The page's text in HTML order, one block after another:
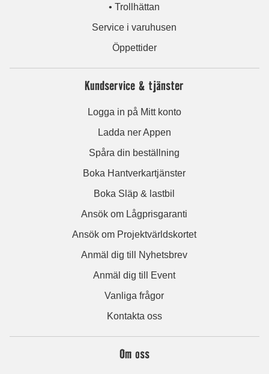
• Trollhättan
Service i varuhusen
Öppettider
Kundservice & tjänster
Logga in på Mitt konto
Ladda ner Appen
Spåra din beställning
Boka Hantverkartjänster
Boka Släp & lastbil
Ansök om Lågprisgaranti
Ansök om Projektvärldskortet
Anmäl dig till Nyhetsbrev
Anmäl dig till Event
Vanliga frågor
Kontakta oss
Om oss